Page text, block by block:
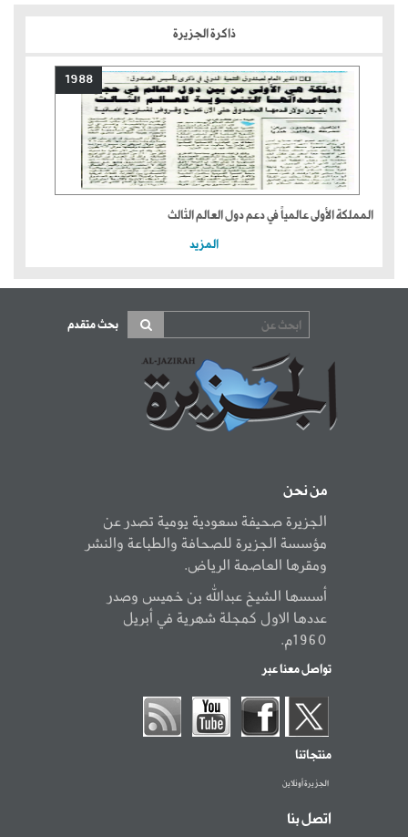
ذاكرة الجزيرة
1988
المملكة الأولى عالمياً في دعم دول العالم الثالث
المزيد
بحث متقدم
من نحن
الجزيرة صحيفة سعودية يومية تصدر عن
مؤسسة الجزيرة للصحافة والطباعة والنشر
ومقرها العاصمة الرياض.
أسسها الشيخ عبدالله بن خميس وصدر
عددها الاول كمجلة شهرية في أبريل
1960م.
تواصل معنا عبر
منتجاتنا
الجزيرة أونلاين
اتصل بنا